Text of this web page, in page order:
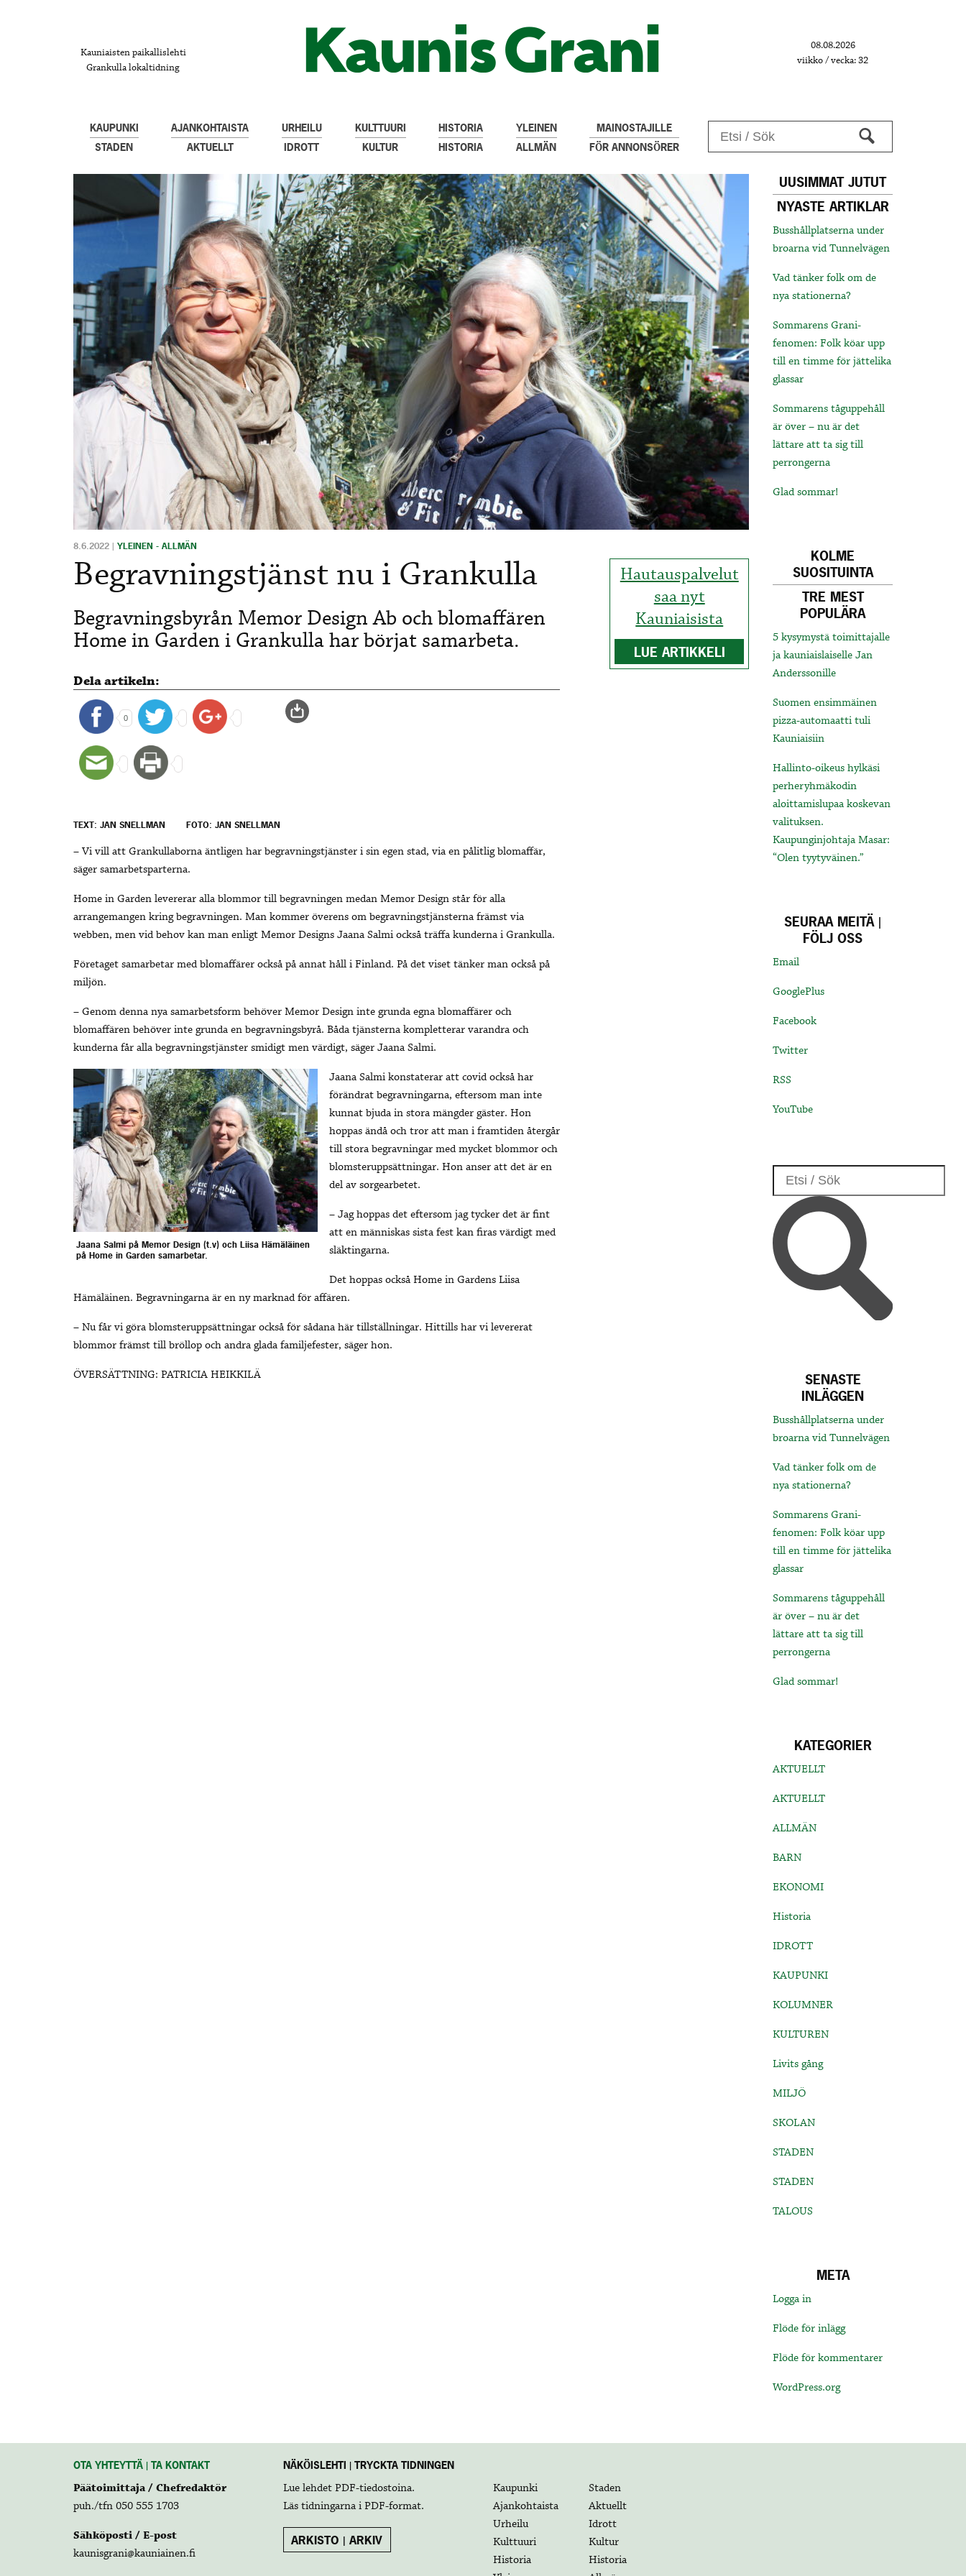
Kauniaisten paikallislehti
Grankulla lokaltidning
08.08.2026
viikko / vecka: 32
KAUPUNKI
STADEN
AJANKOHTAISTA
AKTUELLT
URHEILU
IDROTT
KULTTUURI
KULTUR
HISTORIA
HISTORIA
YLEINEN
ALLMÄN
MAINOSTAJILLE
FÖR ANNONSÖRER
Hautauspalvelut
saa nyt
Kauniaisista
LUE ARTIKKELI
8.6.2022 | YLEINEN - ALLMÄN
Begravningstjänst nu i Grankulla
Begravningsbyrån Memor Design Ab och blomaffären
Home in Garden i Grankulla har börjat samarbeta.
Dela artikeln:
0
TEXT: JAN SNELLMAN FOTO: JAN SNELLMAN
– Vi vill att Grankullaborna äntligen har begravningstjänster i sin egen stad, via en pålitlig blomaffär,
säger samarbetsparterna.
Home in Garden levererar alla blommor till begravningen medan Memor Design står för alla
arrangemangen kring begravningen. Man kommer överens om begravningstjänsterna främst via
webben, men vid behov kan man enligt Memor Designs Jaana Salmi också träffa kunderna i Grankulla.
Företaget samarbetar med blomaffärer också på annat håll i Finland. På det viset tänker man också på
miljön.
– Genom denna nya samarbetsform behöver Memor Design inte grunda egna blomaffärer och
blomaffären behöver inte grunda en begravningsbyrå. Båda tjänsterna kompletterar varandra och
kunderna får alla begravningstjänster smidigt men värdigt, säger Jaana Salmi.
Jaana Salmi på Memor Design (t.v) och Liisa Hämäläinen
på Home in Garden samarbetar.
Jaana Salmi konstaterar att covid också har
förändrat begravningarna, eftersom man inte
kunnat bjuda in stora mängder gäster. Hon
hoppas ändå och tror att man i framtiden återgår
till stora begravningar med mycket blommor och
blomsteruppsättningar. Hon anser att det är en
del av sorgearbetet.
– Jag hoppas det eftersom jag tycker det är fint
att en människas sista fest kan firas värdigt med
släktingarna.
Det hoppas också Home in Gardens Liisa
Hämäläinen. Begravningarna är en ny marknad för affären.
– Nu får vi göra blomsteruppsättningar också för sådana här tillställningar. Hittills har vi levererat
blommor främst till bröllop och andra glada familjefester, säger hon.
ÖVERSÄTTNING: PATRICIA HEIKKILÄ
UUSIMMAT JUTUT
NYASTE ARTIKLAR
Busshållplatserna under
broarna vid Tunnelvägen
Vad tänker folk om de
nya stationerna?
Sommarens Grani-
fenomen: Folk köar upp
till en timme för jättelika
glassar
Sommarens tåguppehåll
är över – nu är det
lättare att ta sig till
perrongerna
Glad sommar!
KOLME
SUOSITUINTA
TRE MEST
POPULÄRA
5 kysymystä toimittajalle
ja kauniaislaiselle Jan
Anderssonille
Suomen ensimmäinen
pizza-automaatti tuli
Kauniaisiin
Hallinto-oikeus hylkäsi
perheryhmäkodin
aloittamislupaa koskevan
valituksen.
Kaupunginjohtaja Masar:
“Olen tyytyväinen.”
SEURAA MEITÄ |
FÖLJ OSS
Email
GooglePlus
Facebook
Twitter
RSS
YouTube
SENASTE
INLÄGGEN
Busshållplatserna under
broarna vid Tunnelvägen
Vad tänker folk om de
nya stationerna?
Sommarens Grani-
fenomen: Folk köar upp
till en timme för jättelika
glassar
Sommarens tåguppehåll
är över – nu är det
lättare att ta sig till
perrongerna
Glad sommar!
KATEGORIER
AKTUELLT
AKTUELLT
ALLMÄN
BARN
EKONOMI
Historia
IDROTT
KAUPUNKI
KOLUMNER
KULTUREN
Livits gång
MILJÖ
SKOLAN
STADEN
STADEN
TALOUS
META
Logga in
Flöde för inlägg
Flöde för kommentarer
WordPress.org
OTA YHTEYTTÄ | TA KONTAKT
Päätoimittaja / Chefredaktör
puh./tfn 050 555 1703
Sähköposti / E-post
kaunisgrani@kauniainen.fi
NÄKÖISLEHTI | TRYCKTA TIDNINGEN
Lue lehdet PDF-tiedostoina.
Läs tidningarna i PDF-format.
ARKISTO | ARKIV
Kaupunki
Staden
Ajankohtaista
Aktuellt
Urheilu
Idrott
Kulttuuri
Kultur
Historia
Historia